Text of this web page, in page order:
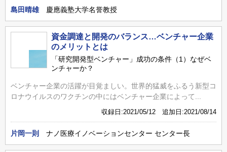
島田晴雄 慶應義塾大学名誉教授
資金調達と開発のバランス…ベンチャー企業
のメリットとは
「研究開発型ベンチャー」成功の条件（1）なぜベ
ンチャーか？
ベンチャー企業の活躍が目覚ましい。世界的猛威をふるう新型コ
ロナウイルスのワクチンの中にはベンチャー企業によって...
収録日:2021/05/12 追加日:2021/08/14
片岡一則 ナノ医療イノベーションセンター センター長